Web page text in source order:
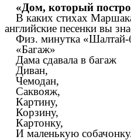
«Дом, который
В каких стихах
английские песенки вы
Физ. минутка «Шалтай-
«Багаж»
Дама сдавала в багаж
Диван,
Чемодан,
Саквояж,
Картину,
Корзину,
Картонку,
И маленькую